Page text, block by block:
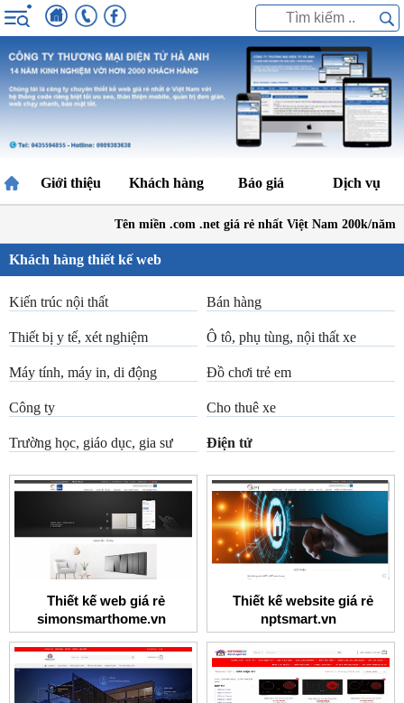
Giới thiệu Khách hàng Báo giá Dịch vụ
Tên miền .com .net giá rẻ nhất Việt Nam 200k/năm
Khách hàng thiết kế web
Kiến trúc nội thất Bán hàng
Thiết bị y tế, xét nghiệm Ô tô, phụ tùng, nội thất xe
Máy tính, máy in, di động Đồ chơi trẻ em
Công ty Cho thuê xe
Trường học, giáo dục, gia sư Điện tử
Thiết kế web giá rẻ
simonsmarthome.vn
Thiết kế website giá rẻ
nptsmart.vn